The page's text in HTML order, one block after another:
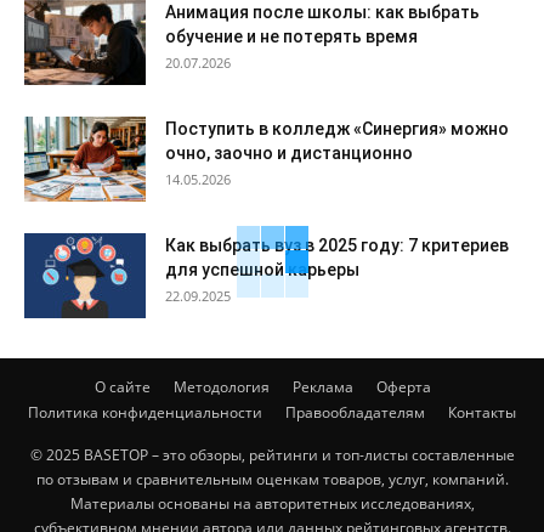
Анимация после школы: как выбрать
обучение и не потерять время
20.07.2026
Поступить в колледж «Синергия» можно
очно, заочно и дистанционно
14.05.2026
Как выбрать вуз в 2025 году: 7 критериев
для успешной карьеры
22.09.2025
О сайте Методология Реклама
Оферта
Политика конфиденциальности
Правообладателям Контакты
© 2025 BASETOP – это обзоры, рейтинги и топ-листы составленные
по отзывам и сравнительным оценкам товаров, услуг, компаний.
Материалы основаны на авторитетных исследованиях,
субъективном мнении автора или данных рейтинговых агентств.